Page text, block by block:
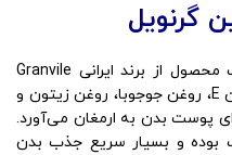
گرنویل
یک محصول از برند ایرانی Granvile
است. این لوسیون متشکل از ویتامین E، روغن جوجوبا، روغن زیتون و
پوست بدن به ارمغان می‌آورد.
بوده و بسیار سریع جذب بدن